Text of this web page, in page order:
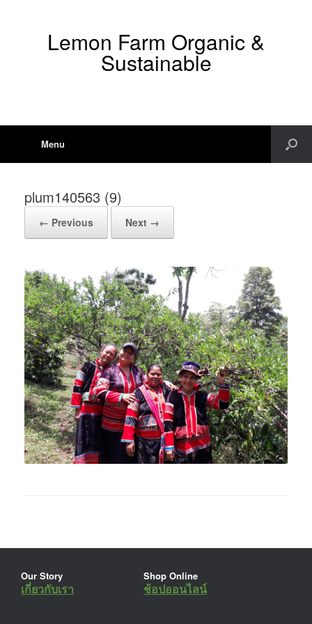
Lemon Farm Organic &
Sustainable
Menu
plum140563 (9)
← Previous Next →
Our Story
เกี่ยวกับเรา
Shop Online
ช้อปออนไลน์